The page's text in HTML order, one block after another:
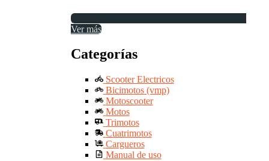
Ver más
Categorías
Scooter Electricos
Bicimotos (vmp)
Motoscooter
Motos
Trimotos
Cuatrimotos
Cargueros
Manual de uso